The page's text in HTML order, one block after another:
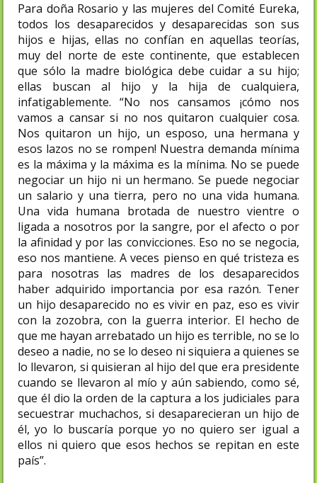
Para doña Rosario y las mujeres del Comité Eureka,
todos los desaparecidos y desaparecidas son sus
hijos e hijas, ellas no confían en aquellas teorías,
muy del norte de este continente, que establecen
que sólo la madre biológica debe cuidar a su hijo;
ellas buscan al hijo y la hija de cualquiera,
infatigablemente. “No nos cansamos ¡cómo nos
vamos a cansar si no nos quitaron cualquier cosa.
Nos quitaron un hijo, un esposo, una hermana y
esos lazos no se rompen! Nuestra demanda mínima
es la máxima y la máxima es la mínima. No se puede
negociar un hijo ni un hermano. Se puede negociar
un salario y una tierra, pero no una vida humana.
Una vida humana brotada de nuestro vientre o
ligada a nosotros por la sangre, por el afecto o por
la afinidad y por las convicciones. Eso no se negocia,
eso nos mantiene. A veces pienso en qué tristeza es
para nosotras las madres de los desaparecidos
haber adquirido importancia por esa razón. Tener
un hijo desaparecido no es vivir en paz, eso es vivir
con la zozobra, con la guerra interior. El hecho de
que me hayan arrebatado un hijo es terrible, no se lo
deseo a nadie, no se lo deseo ni siquiera a quienes se
lo llevaron, si quisieran al hijo del que era presidente
cuando se llevaron al mío y aún sabiendo, como sé,
que él dio la orden de la captura a los judiciales para
secuestrar muchachos, si desaparecieran un hijo de
él, yo lo buscaría porque yo no quiero ser igual a
ellos ni quiero que esos hechos se repitan en este
país”.